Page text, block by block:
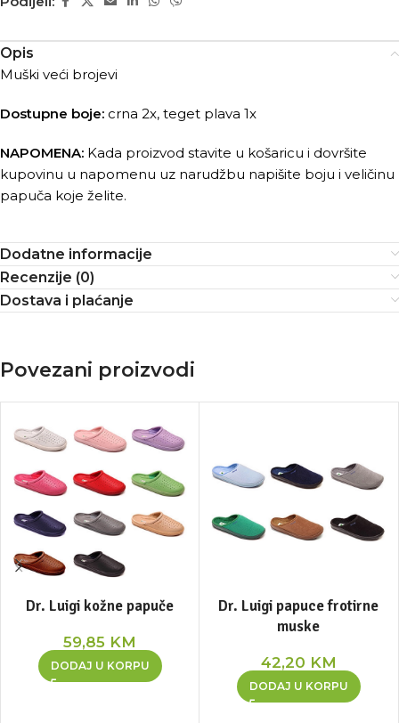
Opis
Muški veći brojevi
Dostupne boje: crna 2x, teget plava 1x
NAPOMENA: Kada proizvod stavite u košaricu i dovršite
kupovinu u napomenu uz narudžbu napišite boju i veličinu
papuča koje želite.
Dodatne informacije
Recenzije (0)
Dostava i plaćanje
Povezani proizvodi
Dr. Luigi kožne papuče
59,85 KM
DODAJ U KORPU
Dr. Luigi papuce frotirne
muske
42,20 KM
DODAJ U KORPU